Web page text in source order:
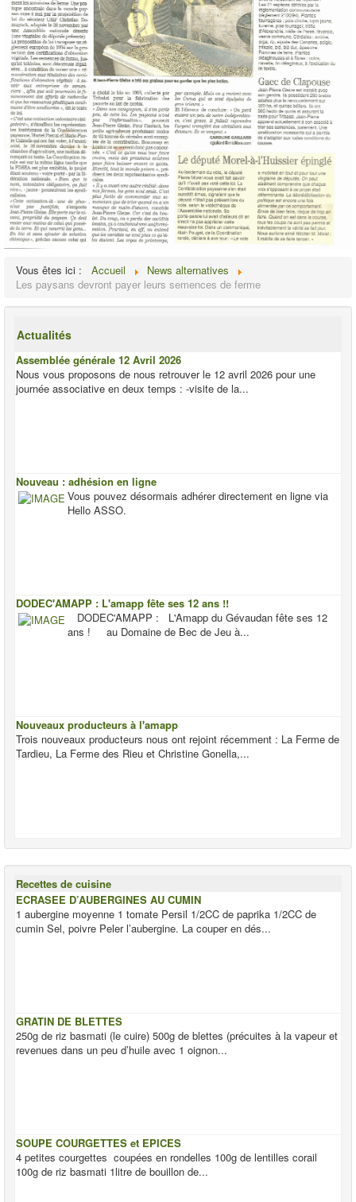
Vous êtes ici : Accueil
News alternatives
Les paysans devront payer leurs semences de ferme
Actualités
Assemblée générale 12 Avril 2026
Nous vous proposons de nous retrouver le 12 avril 2026 pour une
journée associative en deux temps : -visite de la...
Nouveau : adhésion en ligne
Vous pouvez désormais adhérer directement en ligne via
Hello ASSO.
DODEC'AMAPP : L'amapp fête ses 12 ans !!
DODEC'AMAPP : L'Amapp du Gévaudan fête ses 12
ans ! au Domaine de Bec de Jeu à...
Nouveaux producteurs à l'amapp
Trois nouveaux producteurs nous ont rejoint récemment : La Ferme de
Tardieu, La Ferme des Rieu et Christine Gonella,...
Recettes de cuisine
ECRASEE D’AUBERGINES AU CUMIN
1 aubergine moyenne 1 tomate Persil 1/2CC de paprika 1/2CC de
cumin Sel, poivre Peler l’aubergine. La couper en dés...
GRATIN DE BLETTES
250g de riz basmati (le cuire) 500g de blettes (précuites à la vapeur et
revenues dans un peu d’huile avec 1 oignon...
SOUPE COURGETTES et EPICES
4 petites courgettes coupées en rondelles 100g de lentilles corail
100g de riz basmati 1litre de bouillon de...